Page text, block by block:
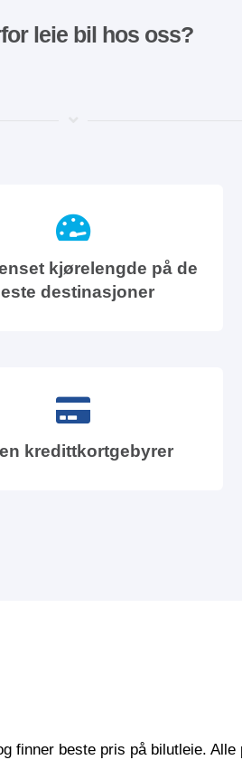
leie bil hos oss?
kjørelengde på de
destinasjoner
kredittkortgebyrer
finner beste pris på bilutleie.